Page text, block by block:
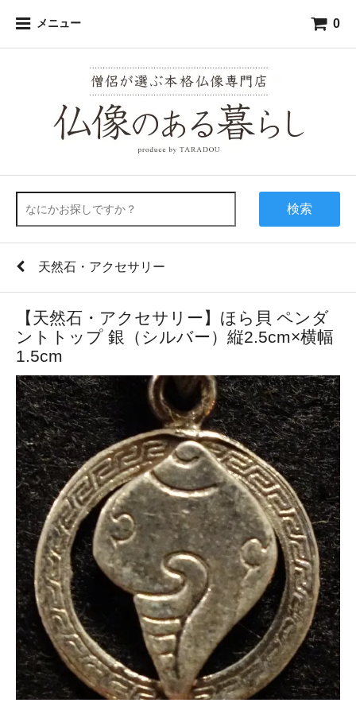
メニュー 0
検索
天然石・アクセサリー
【天然石・アクセサリー】ほら貝 ペンダ
ントトップ 銀（シルバー）縦2.5cm×横幅
1.5cm